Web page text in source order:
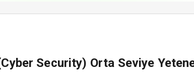
Security) Orta Seviye